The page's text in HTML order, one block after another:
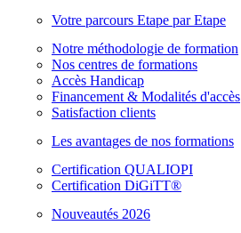
Votre parcours Etape par Etape
Notre méthodologie de formation
Nos centres de formations
Accès Handicap
Financement & Modalités d'accès
Satisfaction clients
Les avantages de nos formations
Certification QUALIOPI
Certification DiGiTT®
Nouveautés 2026